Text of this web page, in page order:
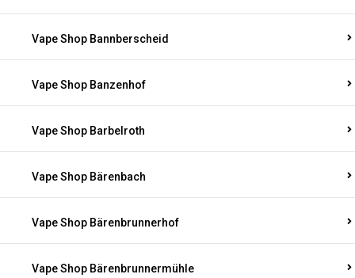
Vape Shop Bannberscheid
Vape Shop Banzenhof
Vape Shop Barbelroth
Vape Shop Bärenbach
Vape Shop Bärenbrunnerhof
Vape Shop Bärenbrunnermühle